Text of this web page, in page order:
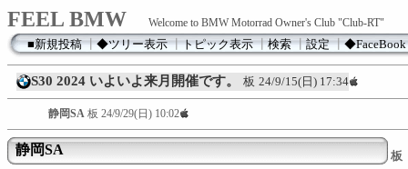
FEEL BMW Welcome to BMW Motorrad Owner's Club "Club-RT"
■新規投稿┃◆ツリー表示┃トピック表示┃検索┃設定┃◆FaceBook
S30 2024 いよいよ来月開催です。 板 24/9/15(日) 17:34
静岡SA 板 24/9/29(日) 10:02
静岡SA 板